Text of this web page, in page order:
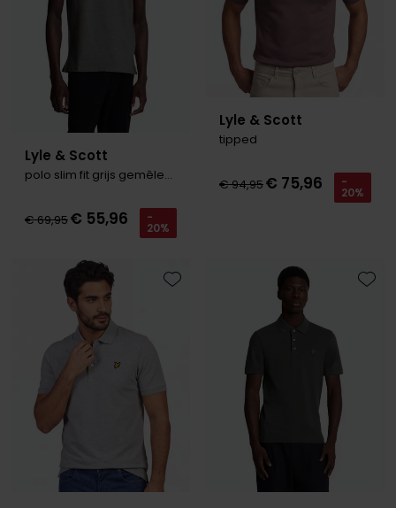
Lyle & Scott
polo slim fit grijs gemêleerd katoen
€ 69,95€ 55,96 -
20%
Lyle & Scott
tipped
€ 94,95€ 75,96 -
20%
Toevoegen aan favorieten